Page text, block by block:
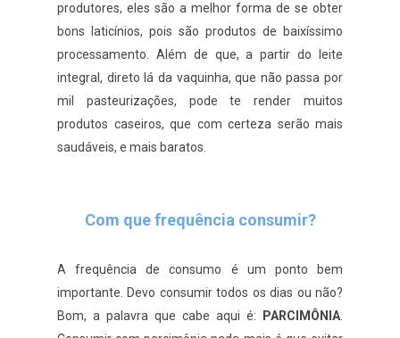
produtores, eles são a melhor forma de se obter
bons laticínios, pois são produtos de baixíssimo
processamento. Além de que, a partir do leite
integral, direto lá da vaquinha, que não passa por
mil pasteurizações, pode te render muitos
produtos caseiros, que com certeza serão mais
saudáveis, e mais baratos.
Com que frequência consumir?
A frequência de consumo é um ponto bem
importante. Devo consumir todos os dias ou não?
Bom, a palavra que cabe aqui é:
PARCIMÔNIA